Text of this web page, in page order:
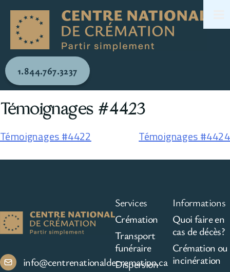
1.844.767.3237
Témoignages #4423
Témoignages #4422 Témoignages #4424
info@centrenationaldecremation.ca
Services
Crémation
Transport
funéraire
Dispersion
Informations
Quoi faire en
cas de décès?
Crémation ou
incinération